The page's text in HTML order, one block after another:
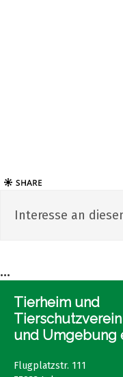
Interesse an
...
Tierheim und
und Umgebung
Flugplatzstr. 111